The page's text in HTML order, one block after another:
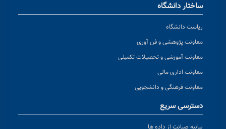
ساختار دانشگاه
ریاست دانشگاه
معاونت پژوهشی و فن آوری
معاونت آموزشی و تحصیلات تکمیلی
معاونت اداری مالی
معاونت فرهنگی و دانشجویی
دسترسی سریع
بیانیه صیانت از داده ها